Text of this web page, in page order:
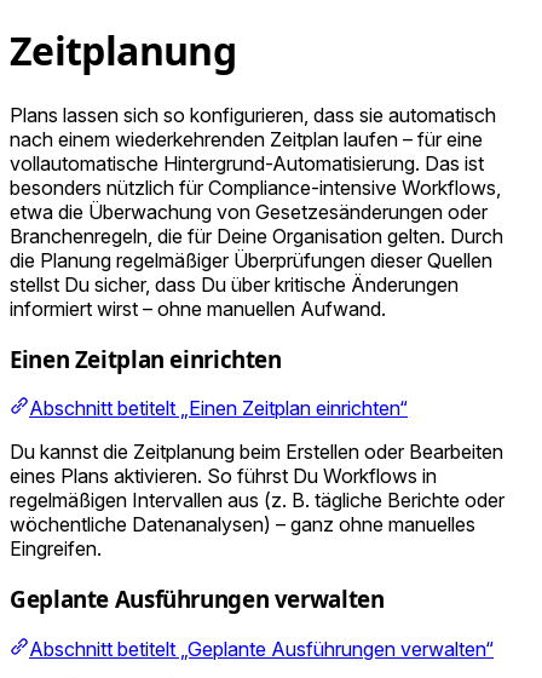
Zeitplanung
Plans lassen sich so konfigurieren, dass sie automatisch
nach einem wiederkehrenden Zeitplan laufen – für eine
vollautomatische Hintergrund-Automatisierung. Das ist
besonders nützlich für Compliance-intensive Workflows,
etwa die Überwachung von Gesetzesänderungen oder
Branchenregeln, die für Deine Organisation gelten. Durch
die Planung regelmäßiger Überprüfungen dieser Quellen
stellst Du sicher, dass Du über kritische Änderungen
informiert wirst – ohne manuellen Aufwand.
Einen Zeitplan einrichten
Abschnitt betitelt „Einen Zeitplan einrichten“
Du kannst die Zeitplanung beim Erstellen oder Bearbeiten
eines Plans aktivieren. So führst Du Workflows in
regelmäßigen Intervallen aus (z. B. tägliche Berichte oder
wöchentliche Datenanalysen) – ganz ohne manuelles
Eingreifen.
Geplante Ausführungen verwalten
Abschnitt betitelt „Geplante Ausführungen verwalten“